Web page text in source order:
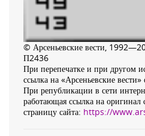
© Арсеньевские вести,
П2436
При перепечатке и при другом
ссылка на «Арсеньевские вести»
При републикации в сети
работающая ссылка на оригинал
страницу сайта: https://